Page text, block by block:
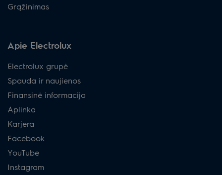
Grąžinimas
Apie Electrolux
Electrolux grupė
Spauda ir naujienos
Finansinė informacija
Aplinka
Karjera
Facebook
YouTube
Instagram